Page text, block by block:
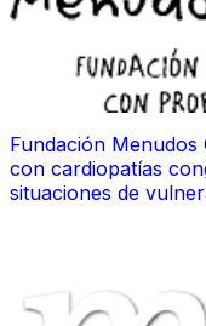
Fundación Menudos
con cardiopatías
situaciones de